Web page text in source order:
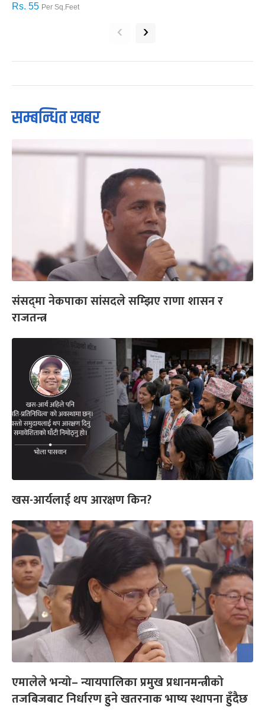
Rs. 55 Per Sq.Feet
‹ ›
सम्बन्धित खबर
संसद्‌मा नेकपाका सांसदले सम्झिए राणा शासन र
राजतन्त्र
खस-आर्यलाई थप आरक्षण किन?
एमालेले भन्यो– न्यायपालिका प्रमुख प्रधानमन्त्रीको
तजबिजबाट निर्धारण हुने खतरनाक भाष्य स्थापना हुँदैछ